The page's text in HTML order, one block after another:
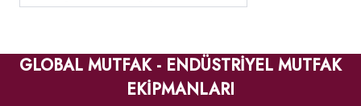
GLOBAL MUTFAK - ENDÜSTRİYEL MUTFAK
EKİPMANLARI